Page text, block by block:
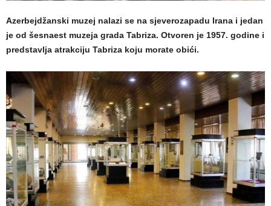
Azerbejdžanski muzej nalazi se na sjeverozapadu Irana i jedan
je od šesnaest muzeja grada Tabriza. Otvoren je 1957. godine i
predstavlja atrakciju Tabriza koju morate obići.